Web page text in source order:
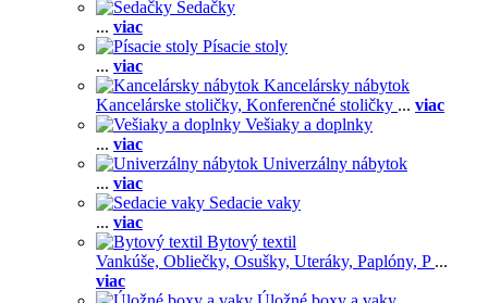
Sedačky
... viac
Písacie stoly
... viac
Kancelársky nábytok
Kancelárske stoličky, Konferenčné stoličky ... viac
Vešiaky a doplnky
... viac
Univerzálny nábytok
... viac
Sedacie vaky
... viac
Bytový textil
Vankúše, Obliečky, Osušky, Uteráky, Paplóny, P ...
viac